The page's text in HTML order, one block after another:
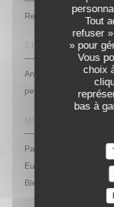
Tout
refuser
» pour
Vous
choix
bas à
Restaurant
SERVICES
Animaux non
personnes à mobilité
MOYENS DE
Paiement mobile,
Eurocard/Mastercard,
Bleue